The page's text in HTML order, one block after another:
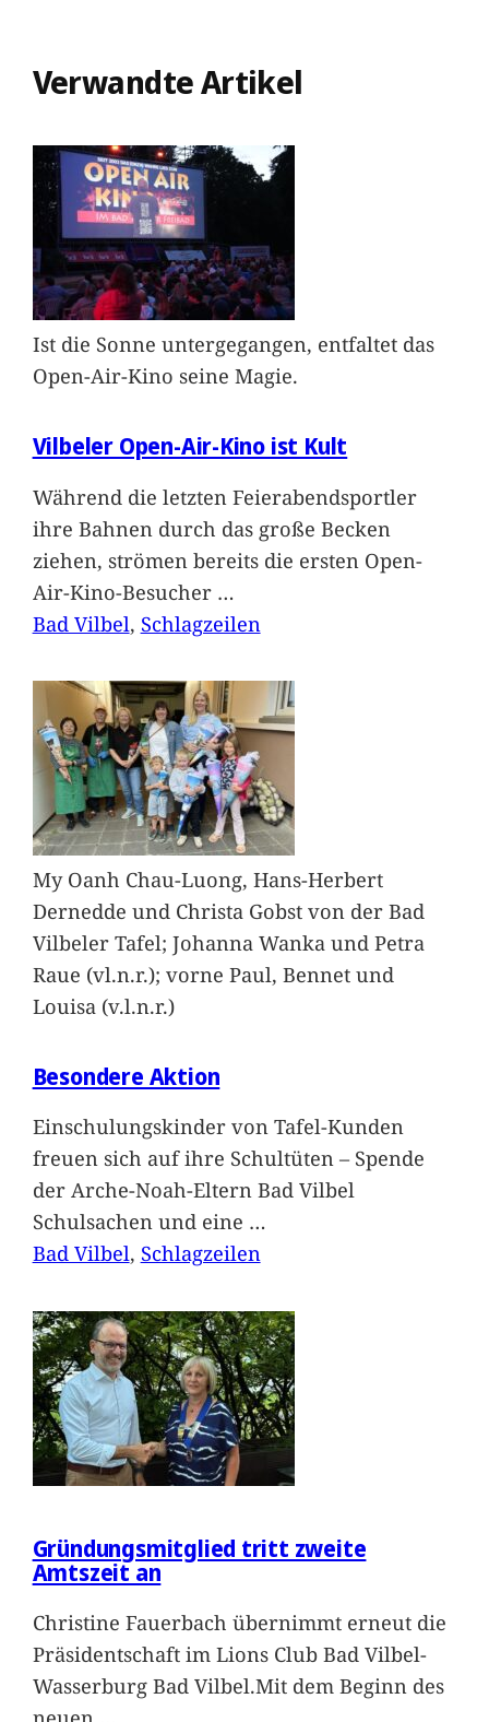
Verwandte Artikel
Ist die Sonne untergegangen, entfaltet das
Open-Air-Kino seine Magie.
Vilbeler Open-Air-Kino ist Kult
Während die letzten Feierabendsportler
ihre Bahnen durch das große Becken
ziehen, strömen bereits die ersten Open-
Air-Kino-Besucher …
Bad Vilbel, Schlagzeilen
My Oanh Chau-Luong, Hans-Herbert
Dernedde und Christa Gobst von der Bad
Vilbeler Tafel; Johanna Wanka und Petra
Raue (vl.n.r.); vorne Paul, Bennet und
Louisa (v.l.n.r.)
Besondere Aktion
Einschulungskinder von Tafel-Kunden
freuen sich auf ihre Schultüten – Spende
der Arche-Noah-Eltern Bad Vilbel
Schulsachen und eine …
Bad Vilbel, Schlagzeilen
Gründungsmitglied tritt zweite
Amtszeit an
Christine Fauerbach übernimmt erneut die
Präsidentschaft im Lions Club Bad Vilbel-
Wasserburg Bad Vilbel.Mit dem Beginn des